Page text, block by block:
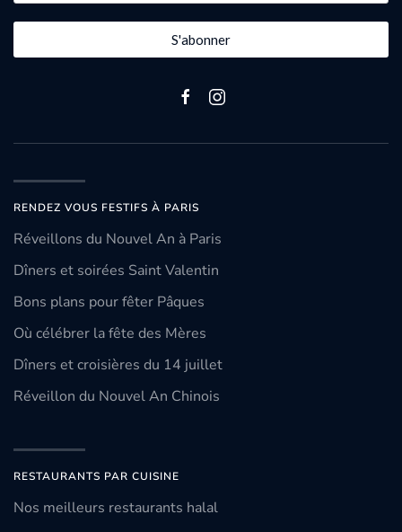
S'abonner
RENDEZ VOUS FESTIFS À PARIS
Réveillons du Nouvel An à Paris
Dîners et soirées Saint Valentin
Bons plans pour fêter Pâques
Où célébrer la fête des Mères
Dîners et croisières du 14 juillet
Réveillon du Nouvel An Chinois
RESTAURANTS PAR CUISINE
Nos meilleurs restaurants halal